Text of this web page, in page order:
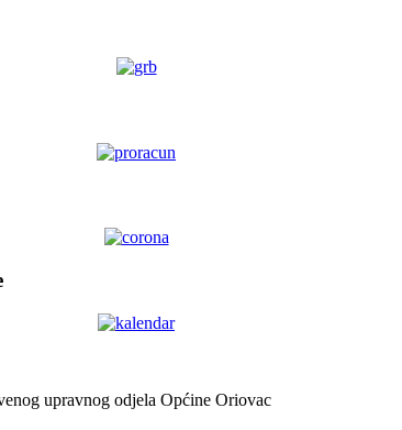
upravnog odjela Općine Oriovac